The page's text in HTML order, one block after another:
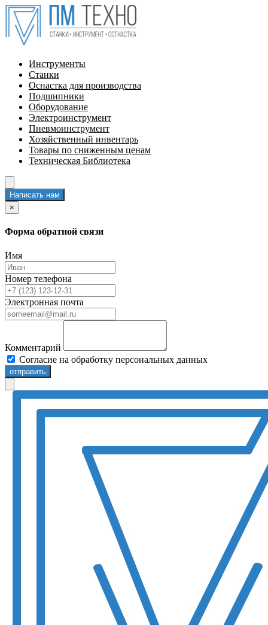
Инструменты
Станки
Оснастка для производства
Подшипники
Оборудование
Электроинструмент
Пневмоинструмент
Хозяйственный инвентарь
Товары по сниженным ценам
Техническая Библиотека
Написать нам
×
Форма обратной связи
Имя
Номер телефона
Электронная почта
Комментарий
Согласие на обработку персональных данных
отправить